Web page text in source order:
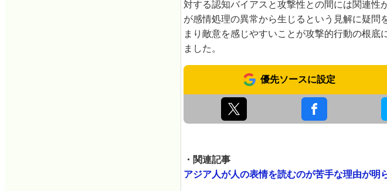
対する認知バイアスと攻撃性との間には関連性
が感情処理の異常から生じるという見解に疑
まり敵意を感じやすいことが攻撃的行動の根
ました。
優先ソースに設定
・関連記事
アジア人が人の表情を読むのが苦手な理由が明